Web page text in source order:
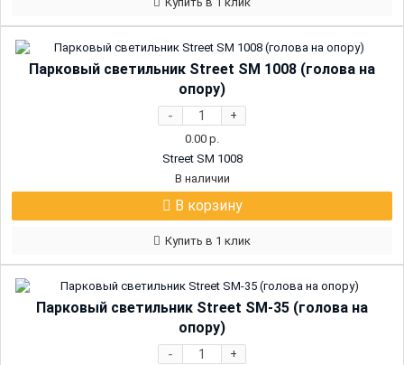
Парковый светильник Street SM 1008 (голова на
опору)
- +
0.00 р.
Street SM 1008
В наличии
В корзину
Купить в 1 клик
Парковый светильник Street SM-35 (голова на
опору)
- +